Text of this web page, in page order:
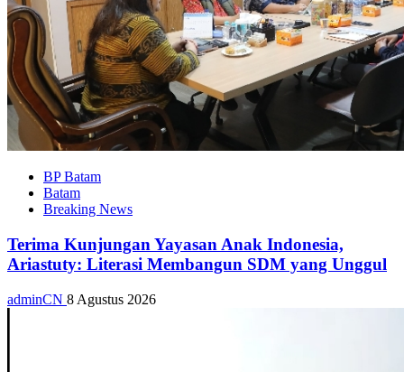
BP Batam
Batam
Breaking News
Terima Kunjungan Yayasan Anak Indonesia,
Ariastuty: Literasi Membangun SDM yang Unggul
adminCN 8 Agustus 2026